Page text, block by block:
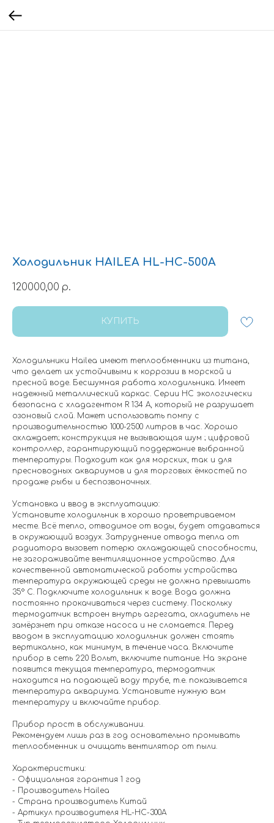
Холодильник HAILEA HL-HC-500A
120000,00 р.
КУПИТЬ
Холодильники Hailea имеют теплообменники из титана,
что делает их устойчивыми к коррозии в морской и
пресной воде. Бесшумная работа холодильника. Имеет
надежный металлический каркас. Серии HC экологически
безопасна с хладагентом R 134 А, который не разрушает
озоновый слой. Может использовать помпу с
производительностью 1000-2500 литров в час. Хорошо
охлаждает; конструкция не вызывающая шум ; цифровой
контроллер, гарантирующий поддержание выбранной
температуры. Подходит как для морских, так и для
пресноводных аквариумов и для торговых ёмкостей по
продаже рыбы и беспозвоночных.
Установка и ввод в эксплуатацию:
Установите холодильник в хорошо проветриваемом
месте. Всё тепло, отводимое от воды, будет отдаваться
в окружающий воздух. Затруднение отвода тепла от
радиатора вызовет потерю охлаждающей способности,
не загораживайте вентиляционное устройство. Для
качественной автоматической работы устройства
температура окружающей среды не должна превышать
35° С. Подключите холодильник к воде. Вода должна
постоянно прокачиваться через систему. Поскольку
термодатчик встроен внутрь агрегата, охладитель не
замёрзнет при отказе насоса и не сломается. Перед
вводом в эксплуатацию холодильник должен стоять
вертикально, как минимум, в течение часа. Включите
прибор в сеть 220 Вольт, включите питание. На экране
появится текущая температура, термодатчик
находится на подающей воду трубе, т.е. показывается
температура аквариума. Установите нужную вам
температуру и включайте прибор.
Прибор прост в обслуживании.
Рекомендуем лишь раз в год основательно промывать
теплообменник и очищать вентилятор от пыли.
Характеристики:
- Официальная гарантия 1 год
- Производитель Hailea
- Страна производитель Китай
- Артикул производителя HL-HC-300A